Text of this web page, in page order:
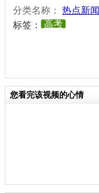
分类名称： 热点新闻
标签：
高考
您看完该视频的心情